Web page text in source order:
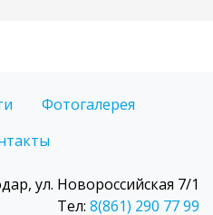
Фотогалерея
ул. Новороссийская 7/1
Тел: 8(861) 290 77 99